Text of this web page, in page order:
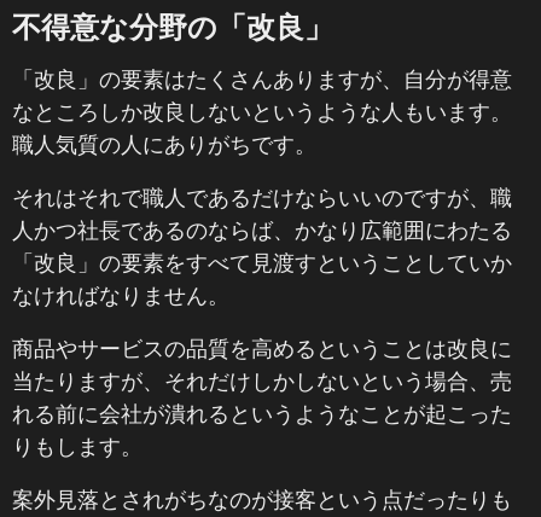
不得意な分野の「改良」
「改良」の要素はたくさんありますが、自分が得意
なところしか改良しないというような人もいます。
職人気質の人にありがちです。
それはそれで職人であるだけならいいのですが、職
人かつ社長であるのならば、かなり広範囲にわたる
「改良」の要素をすべて見渡すということしていか
なければなりません。
商品やサービスの品質を高めるということは改良に
当たりますが、それだけしかしないという場合、売
れる前に会社が潰れるというようなことが起こった
りもします。
案外見落とされがちなのが接客という点だったりも